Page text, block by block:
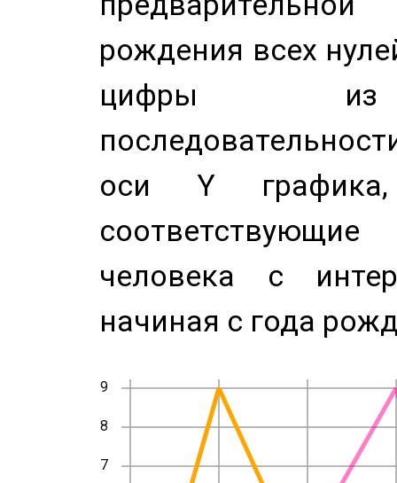
рождения всех
цифры из
оси Y
человека с
начиная с года